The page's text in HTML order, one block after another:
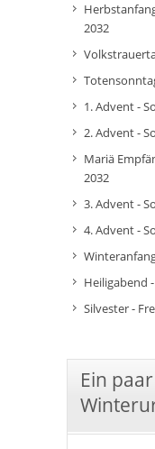
2032
1. Advent -
2. Advent -
Mariä
2032
3. Advent -
4. Advent -
Heiligabend
Silvester -
Ein